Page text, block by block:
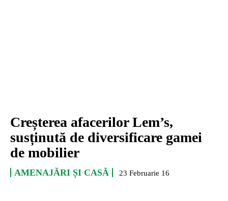
Creșterea afacerilor Lem’s,
susținută de diversificare gamei
de mobilier
AMENAJĂRI ȘI CASĂ 23 Februarie 16